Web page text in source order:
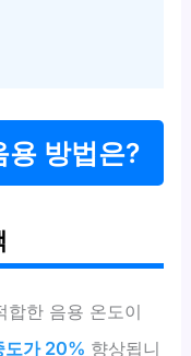
용 방법은?
합한 음용 온도이
도가 20% 향상됩니